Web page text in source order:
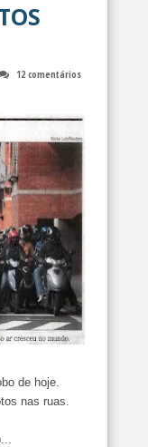
12 comentários
de hoje.
nas ruas.